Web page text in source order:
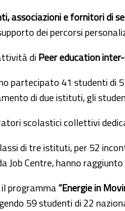
associazioni e fornitori di
dei percorsi
di Peer education
partecipato 41 studenti di
di due istituti, gli
scolastici collettivi
di tre istituti, per 52
Job Centre, hanno
programma“Energie in
59 studenti di 22